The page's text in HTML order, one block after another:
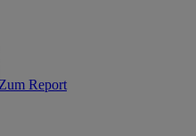
Zum Report